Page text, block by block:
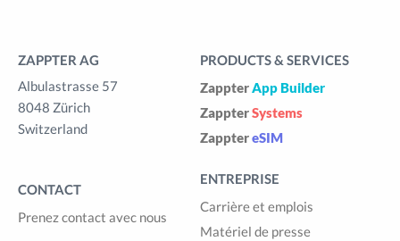
ZAPPTER AG
Albulastrasse 57
8048 Zürich
Switzerland
CONTACT
Prenez contact avec nous
PRODUCTS & SERVICES
ZappterApp Builder
ZappterSystems
ZapptereSIM
ENTREPRISE
Carrière et emplois
Matériel de presse